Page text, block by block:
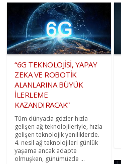
“6G TEKNOLOJİSİ, YAPAY
ZEKA VE ROBOTİK
ALANLARINA BÜYÜK
İLERLEME
KAZANDIRACAK”
Tüm dünyada gözler hızla
gelişen ağ teknolojileriyle, hızla
gelişen teknolojik yeniliklerde.
4. nesil ağ teknolojileri günlük
yaşama ancak adapte
olmuşken, günümüzde ...